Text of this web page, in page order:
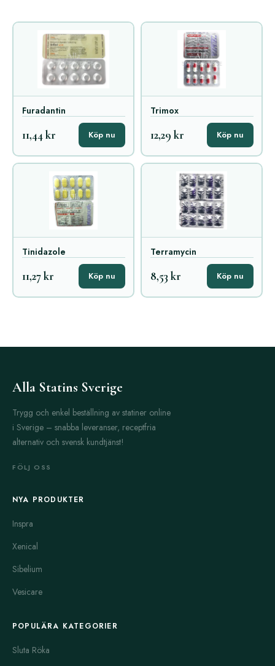
Furadantin
11,44 kr Köp nu
Trimox
12,29 kr Köp nu
Tinidazole
11,27 kr Köp nu
Terramycin
8,53 kr Köp nu
Alla Statins Sverige
Trygg och enkel beställning av statiner online
i Sverige – snabba leveranser, receptfria
alternativ och svensk kundtjänst!
FÖLJ OSS
NYA PRODUKTER
Inspra
Xenical
Sibelium
Vesicare
POPULÄRA KATEGORIER
Sluta Röka